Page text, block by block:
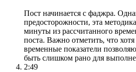
Пост начинается с фаджра.
предосторожности, эта
минуты из рассчитанного
поста. Важно отметить, что
временные показатели
быть слишком рано для
2:49